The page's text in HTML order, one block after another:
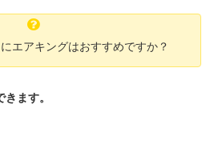
エアキングはおすすめですか？
ます。